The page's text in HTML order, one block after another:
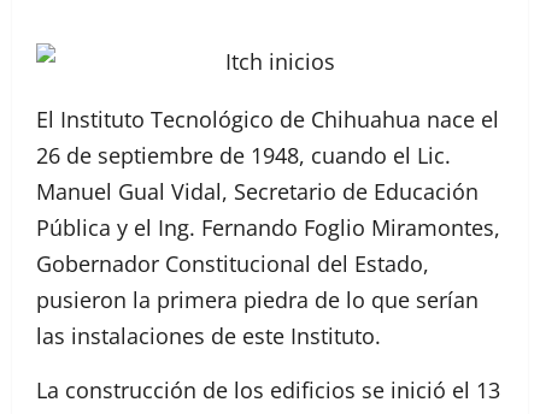
El Instituto Tecnológico de Chihuahua nace el
26 de septiembre de 1948, cuando el Lic.
Manuel Gual Vidal, Secretario de Educación
Pública y el Ing. Fernando Foglio Miramontes,
Gobernador Constitucional del Estado,
pusieron la primera piedra de lo que serían
las instalaciones de este Instituto.
La construcción de los edificios se inició el 13